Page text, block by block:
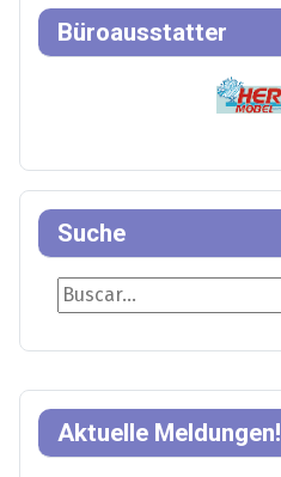
Aktuelle Meldungen!
Büroausstatter
Suche
Suche